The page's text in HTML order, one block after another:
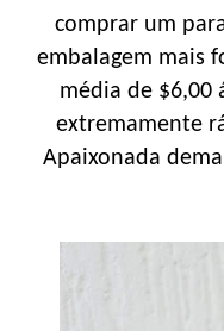
comprar um
embalagem mais
média de $6,00
extremamente
Apaixonada